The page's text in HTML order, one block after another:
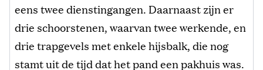
eens twee dienstingangen. Daarnaast zijn er
drie schoorstenen, waarvan twee werkende, en
drie trapgevels met enkele hijsbalk, die nog
stamt uit de tijd dat het pand een pakhuis was.